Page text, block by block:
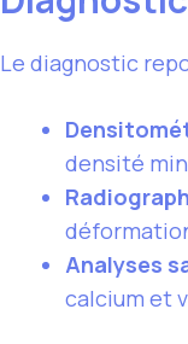
Le diagnostic
densité
Analyses
calcium et